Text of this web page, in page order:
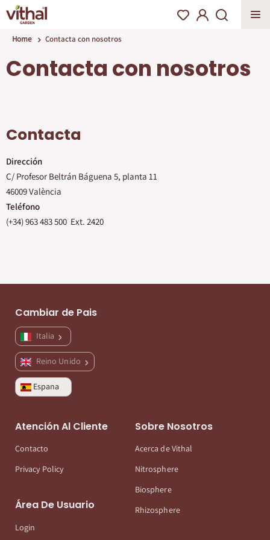
Home Contacta con nosotros
Contacta con nosotros
Contacta
Dirección
C/ Profesor Beltrán Báguena 5, planta 11
46009 València
Teléfono
(+34) 963 483 500 Ext. 2420
Cambiar de Pais
Italia
Reino Unido
Espana
Atención Al Cliente
Contacto
Privacy Policy
Área De Usuario
Login
Sobre Nosotros
Acerca de Vithal
Nitrosphere
Biosphere
Rhizosphere